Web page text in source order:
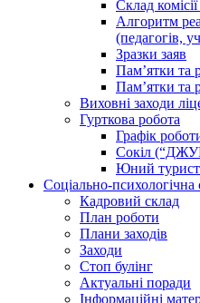
Склад
Алгоритм
(педагогів,
Зразки заяв
Пам’ятки та
Пам’ятки та
Виховні заходи
Гурткова робота
Графік
Сокіл
Юний турист
Соціально-психологічна
Кадровий склад
План роботи
Плани заходів
Заходи
Стоп булінг
Актуальні поради
Інформаційні